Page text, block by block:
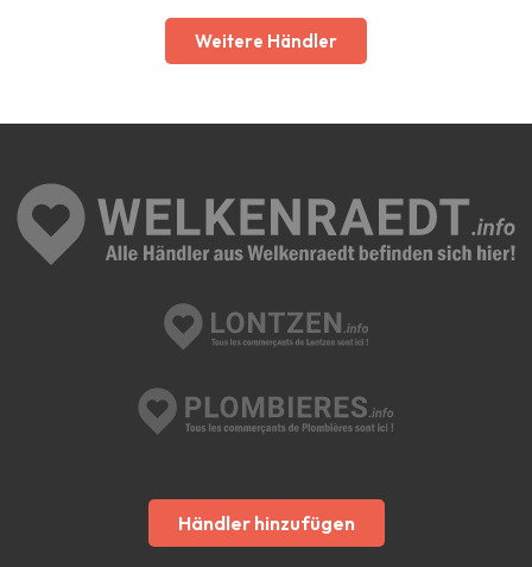
Weitere Händler
Händler hinzufügen